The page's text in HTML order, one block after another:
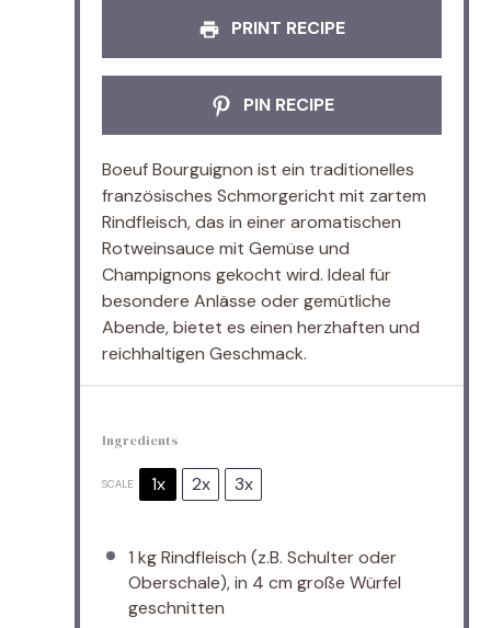
PRINT RECIPE
PIN RECIPE
Boeuf Bourguignon ist ein traditionelles
französisches Schmorgericht mit zartem
Rindfleisch, das in einer aromatischen
Rotweinsauce mit Gemüse und
Champignons gekocht wird. Ideal für
besondere Anlässe oder gemütliche
Abende, bietet es einen herzhaften und
reichhaltigen Geschmack.
Ingredients
SCALE 1x 2x 3x
1 kg Rindfleisch (z.B. Schulter oder
Oberschale), in 4 cm große Würfel
geschnitten